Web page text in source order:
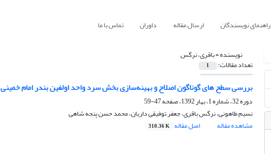
راهنمای نویسندگان ارسال مقاله داوران تماس با ما
نویسنده =باقری، نرگس
تعداد مقالات: 1
بررسی سطح های گوناگون اصلاح و بهینه‌سازی بخش سرد واحد اولفین بندر امام خمینی
دوره 32، شماره 1، بهار 1392، صفحه
47-59
نسیم طاهونی، نرگس باقری، جعفر توفیقی داریان، محمد حسن پنجه شاهی
مشاهده مقاله
اصل مقاله 310.36 K